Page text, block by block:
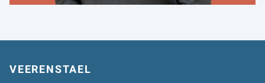
VEERENSTAEL